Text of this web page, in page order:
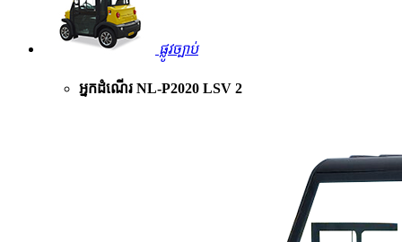
ផ្លូវច្បាប់
អ្នកដំណើរ NL-P2020 LSV 2